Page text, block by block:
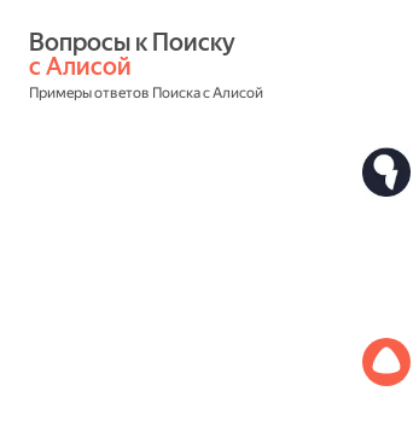
с Алисой
Примеры ответов Поиска с Алисой